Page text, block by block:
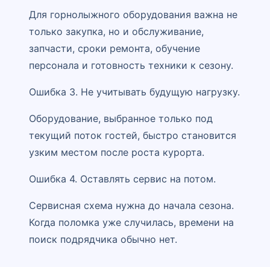
Для горнолыжного оборудования важна не
только закупка, но и обслуживание,
запчасти, сроки ремонта, обучение
персонала и готовность техники к сезону.
Ошибка 3. Не учитывать будущую нагрузку.
Оборудование, выбранное только под
текущий поток гостей, быстро становится
узким местом после роста курорта.
Ошибка 4. Оставлять сервис на потом.
Сервисная схема нужна до начала сезона.
Когда поломка уже случилась, времени на
поиск подрядчика обычно нет.